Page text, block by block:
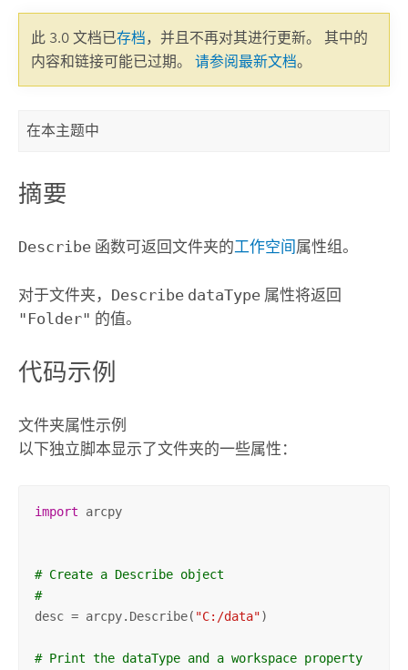
此 3.0 文档已存档，并且不再对其进行更新。 其中的
内容和链接可能已过期。 请参阅最新文档。
在本主题中
摘要
Describe函数可返回文件夹的工作空间 属性组。
对于文件夹， Describe dataType属性将返回
"Folder" 的值。
代码示例
文件夹属性示例
以下独立脚本显示了文件夹的一些属性：
import arcpy
# Create a Describe object
#
desc = arcpy.Describe( "C:/data")
# Print the dataType and a workspace property